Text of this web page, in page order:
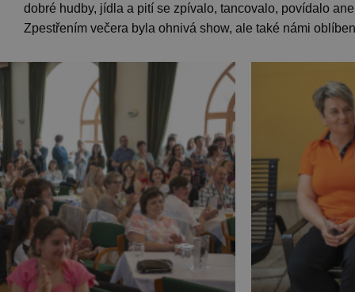
dobré hudby, jídla a pití se zpívalo, tancovalo, povídalo
Zpestřením večera byla ohnivá show, ale také námi